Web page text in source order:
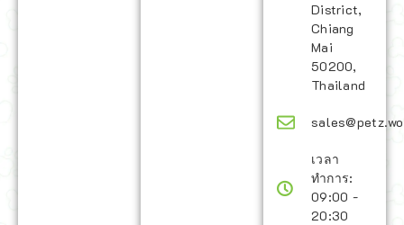
District,
Chiang
Mai
50200,
Thailand
เวลา
ทำการ:
09:00 -
20:30